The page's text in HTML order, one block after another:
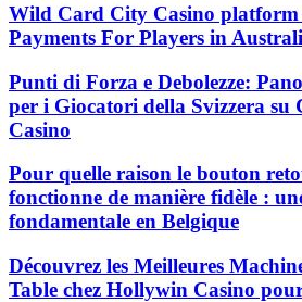
Wild Card City Casino platform
Payments For Players in
Punti di Forza e Debolezze:
per i Giocatori della Svizzera su
Casino
Pour quelle raison le bouton
fonctionne de manière fidèle :
fondamentale en Belgique
Découvrez les Meilleures
Table chez Hollywin Casino